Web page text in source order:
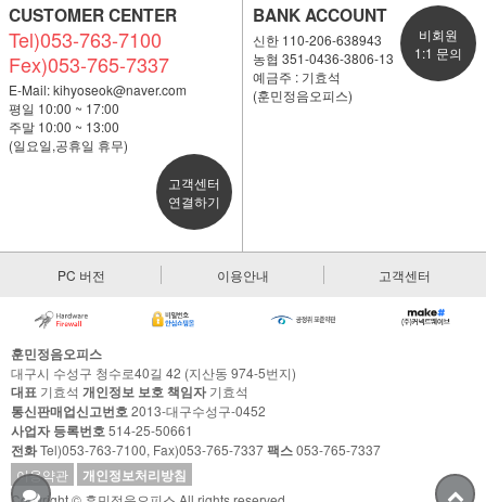
CUSTOMER CENTER
Tel)053-763-7100
Fex)053-765-7337
E-Mail:kihyoseok@naver.com
평일 10:00 ~ 17:00
주말 10:00 ~ 13:00
(일요일,공휴일 휴무)
고객센터
연결하기
BANK ACCOUNT
신한 110-206-638943
농협 351-0436-3806-13
예금주 : 기효석
(훈민정음오피스)
비회원
1:1 문의
PC 버전 이용안내 고객센터
훈민정음오피스
대구시 수성구 청수로40길 42 (지산동 974-5번지)
대표 기효석 개인정보 보호 책임자기효석
통신판매업신고번호2013-대구수성구-0452
사업자 등록번호514-25-50661
전화Tel)053-763-7100, Fax)053-765-7337팩스053-765-7337
이용약관
개인정보처리방침